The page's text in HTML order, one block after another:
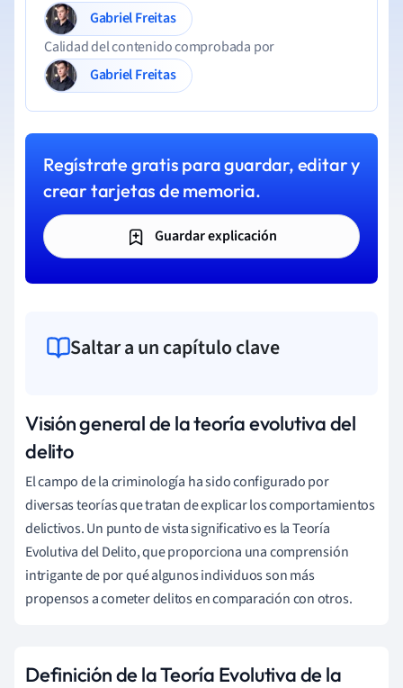
Gabriel Freitas
Calidad del contenido comprobada por
Gabriel Freitas
Regístrate gratis para guardar, editar y
crear tarjetas de memoria.
Guardar explicación
Saltar a un capítulo clave
Visión general de la teoría evolutiva del
delito
El campo de la criminología ha sido configurado por
diversas teorías que tratan de explicar los comportamientos
delictivos. Un punto de vista significativo es la Teoría
Evolutiva del Delito, que proporciona una comprensión
intrigante de por qué algunos individuos son más
propensos a cometer delitos en comparación con otros.
Definición de la Teoría Evolutiva de la